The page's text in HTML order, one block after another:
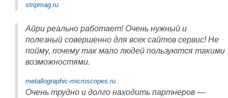
stripmag.ru
Айри реально работает! Очень нужный и
полезный совершенно для всех сайтов сервис! Не
пойму, почему так мало людей пользуются такими
возможностями.
metallographic-microscopes.ru
Очень трудно и долго находить партнеров —